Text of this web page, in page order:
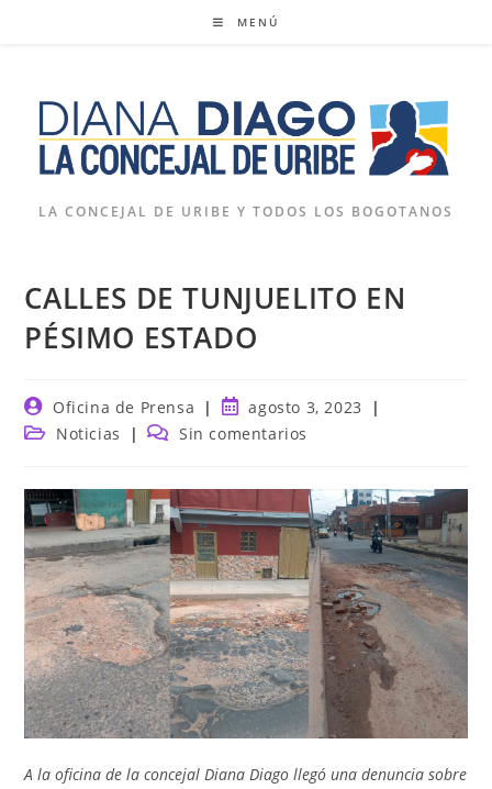
MENÚ
LA CONCEJAL DE URIBE Y TODOS LOS BOGOTANOS
CALLES DE TUNJUELITO EN
PÉSIMO ESTADO
Autor
de
Oficina de Prensa
Publicación
de
agosto 3, 2023
Categoría
entrada:
Noticias
Comentarios
entrada:
Sin comentarios
A la oficina de la concejal Diana Diago llegó una denuncia sobre